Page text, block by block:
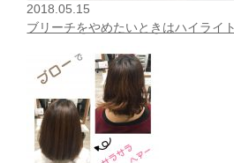
2018.05.15
ブリーチをやめたいときはハイライ